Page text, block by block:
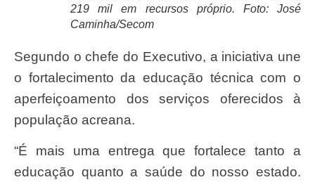
219 mil em recursos próprio. Foto: José
Caminha/Secom
Segundo o chefe do Executivo, a iniciativa une
o fortalecimento da educação técnica com o
aperfeiçoamento dos serviços oferecidos à
população acreana.
“É mais uma entrega que fortalece tanto a
educação quanto a saúde do nosso estado.